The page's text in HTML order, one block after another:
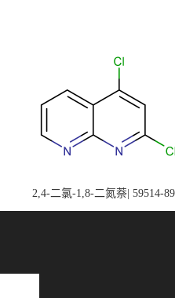
2,4-二氯-1,8-二氮萘| 59514-